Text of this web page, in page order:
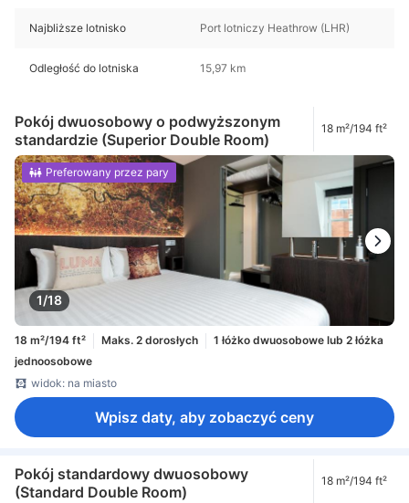
Najbliższe lotnisko Port lotniczy Heathrow (LHR)
Odległość do lotniska 15,97 km
Pokój dwuosobowy o podwyższonym
standardzie (Superior Double Room)
18 m²/194 ft²
1/18
Preferowany przez pary
18 m²/194 ft² Maks. 2 dorosłych
1 łóżko dwuosobowe lub 2 łóżka
jednoosobowe
widok: na miasto
Wpisz daty, aby zobaczyć ceny
Pokój standardowy dwuosobowy
(Standard Double Room)
18 m²/194 ft²